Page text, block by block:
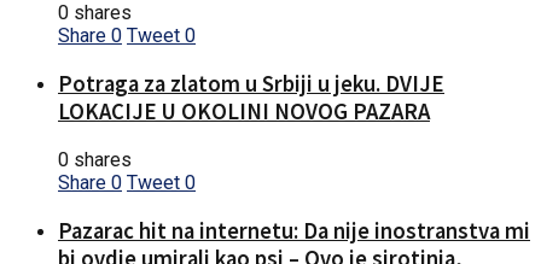
0 shares
Share 0 Tweet 0
Potraga za zlatom u Srbiji u jeku. DVIJE
LOKACIJE U OKOLINI NOVOG PAZARA
0 shares
Share 0 Tweet 0
Pazarac hit na internetu: Da nije inostranstva mi
bi ovdje umirali kao psi – Ovo je sirotinja,